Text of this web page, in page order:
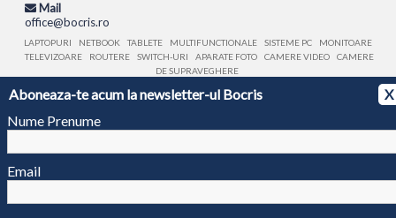
Aboneaza-te acum la newsletter-ul Bocris
X
Nume Prenume
Email
Mail
office@bocris.ro
LAPTOPURI NETBOOK TABLETE MULTIFUNCTIONALE SISTEME PC
MONITOARE
TELEVIZOARE
ROUTERE SWITCH-URI APARATE FOTO CAMERE VIDEO
CAMERE
DE SUPRAVEGHERE